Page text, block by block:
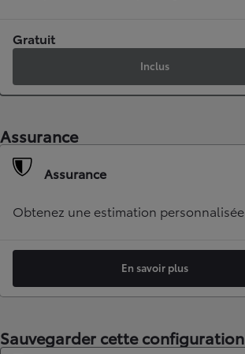
Gratuit
Inclus
Assurance
Assurance
Obtenez une estimation personnalisée
En savoir plus
Sauvegarder cette configuration